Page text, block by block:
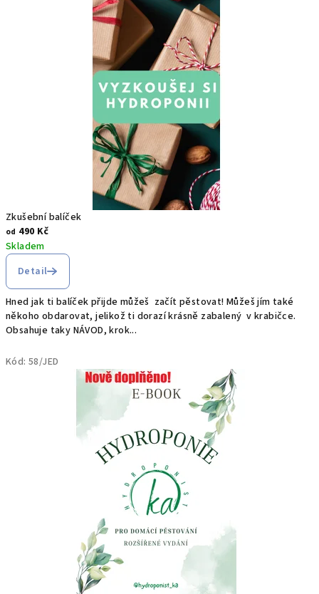
o
c
m
ě
t
š
Zkušební balíček
od 490 Kč
Skladem
Detail
Hned jak ti balíček přijde můžeš začít pěstovat! Můžeš jím také
někoho obdarovat, jelikož ti dorazí krásně zabalený v krabičce.
Obsahuje taky NÁVOD, krok...
Kód: 58/JED